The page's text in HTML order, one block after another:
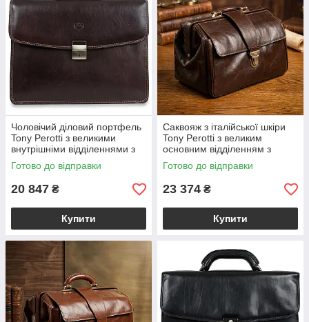
Чоловічий діловий портфель
Tony Perotti з великими
внутрішніми відділеннями з
італійської шкіри
Коричневий Italico 8008/40
Готово до відправки
20 847 ₴
Купити
Саквояж з італійської шкіри
Tony Perotti з великим
основним відділенням з
текстильною підкладкою
Коричневий Italico 8051
Готово до відправки
23 374 ₴
Купити